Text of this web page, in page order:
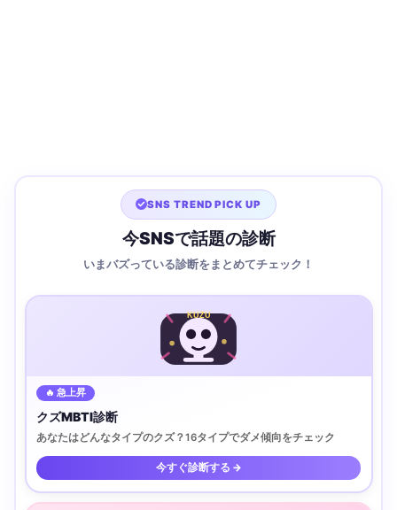
SNS TREND PICK UP
今SNSで話題の診断
いまバズっている診断をまとめてチェック！
KUZU
🔥 急上昇
クズMBTI診断
あなたはどんなタイプのクズ？16タイプでダメ傾向をチェック
今すぐ診断する →